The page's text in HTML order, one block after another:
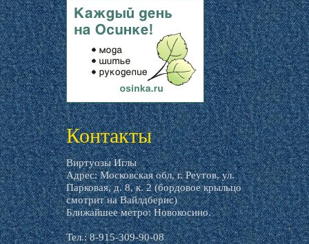
livemaster.ru
Контакты
Виртуозы Иглы
Адрес: Московская обл, г. Реутов, ул.
Парковая, д. 8, к. 2 (бордовое крыльцо
смотрит на Вайлдберис)
Ближайшее метро: Новокосино.
Тел.: 8-915-309-90-08